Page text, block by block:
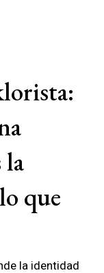
la
que
la identidad